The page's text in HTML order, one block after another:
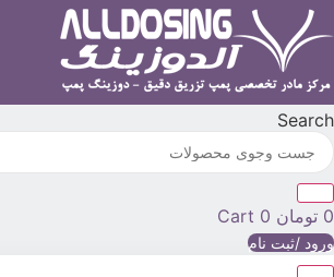
Search
0 تومان 0
Cart
ورود /ثبت نام